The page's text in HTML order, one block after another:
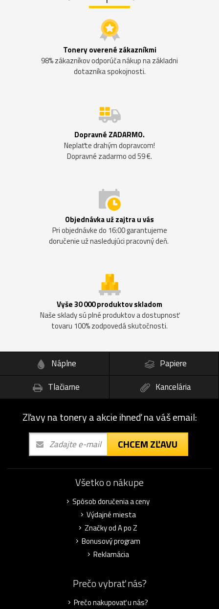
Tonery overené zákazníkmi
98% zákazníkov odporúča nákup na základni
dotazníka spokojnosti.
Dopravné ZADARMO.
Neplaťte drahým dopravcom!
Dopravné zadarmo od 59 €.
Objednávka už zajtra u vás
Pri objednávke do 16:00 garantujeme
doručenie už nasledujúci pracovný deň.
Vyše 30 000 produktov skladom
Naše sklady sú plné produktov a dostupnosť
tovaru 100% zodpovedá skutočnosti.
Náplne
Papiere
Tlačiarne
Kancelária
Zľavy na tonery a akcie ihneď na váš email:
CHCEM ZĽAVU
Všetko o nákupe
Spôsob doručenia a ceny
Výdajné miesta
Značky od A po Z
Bonusový program
Reklamácia
Prečo vybrať nás?
Prečo nakupovať u nás?